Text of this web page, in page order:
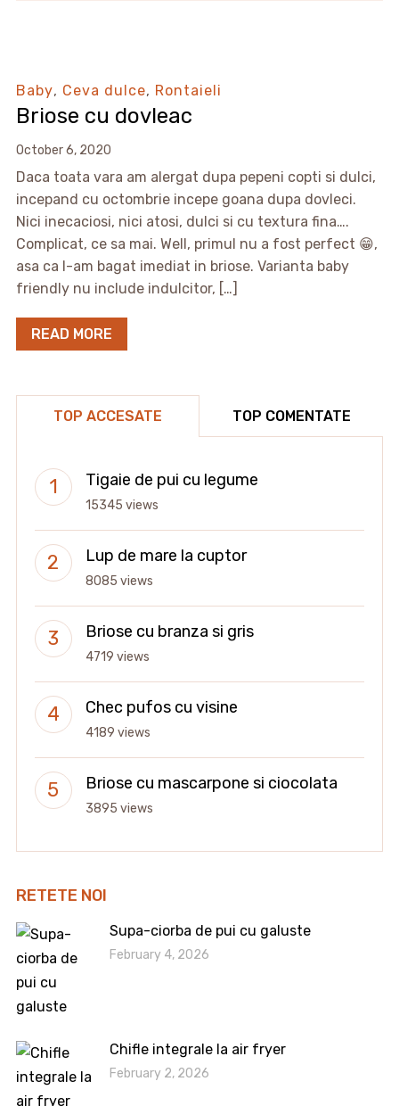
Baby, Ceva dulce, Rontaieli
Briose cu dovleac
October 6, 2020
Daca toata vara am alergat dupa pepeni copti si dulci,
incepand cu octombrie incepe goana dupa dovleci.
Nici inecaciosi, nici atosi, dulci si cu textura fina….
Complicat, ce sa mai. Well, primul nu a fost perfect 😁,
asa ca l-am bagat imediat in briose. Varianta baby
friendly nu include indulcitor, […]
READ MORE
TOP ACCESATE TOP COMENTATE
Tigaie de pui cu legume
15345 views
Lup de mare la cuptor
8085 views
Briose cu branza si gris
4719 views
Chec pufos cu visine
4189 views
Briose cu mascarpone si ciocolata
3895 views
RETETE NOI
Supa-ciorba de pui cu galuste
February 4, 2026
Chifle integrale la air fryer
February 2, 2026